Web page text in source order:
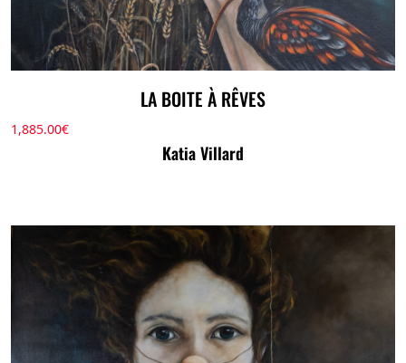
LA BOITE À RÊVES
1,885.00€
Katia Villard